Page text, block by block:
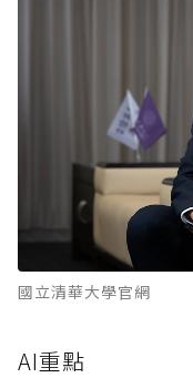
國立清華大學官網
AI重點